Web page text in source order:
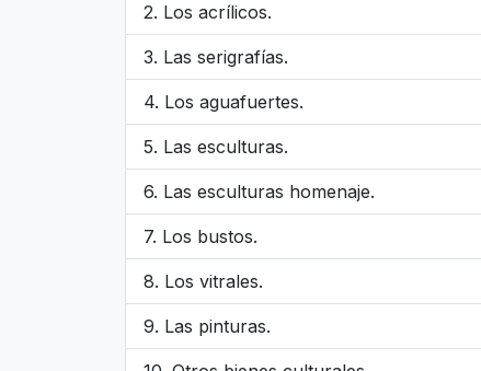
Los acrílicos.
Las serigrafías.
Los aguafuertes.
Las esculturas.
Las esculturas homenaje.
Los bustos.
Los vitrales.
Las pinturas.